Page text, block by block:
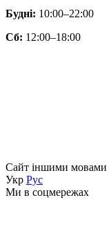
Будні: 10:00–22:00
Сб: 12:00–18:00
Сайт іншими мовами
Укр Рус
Ми в соцмережах